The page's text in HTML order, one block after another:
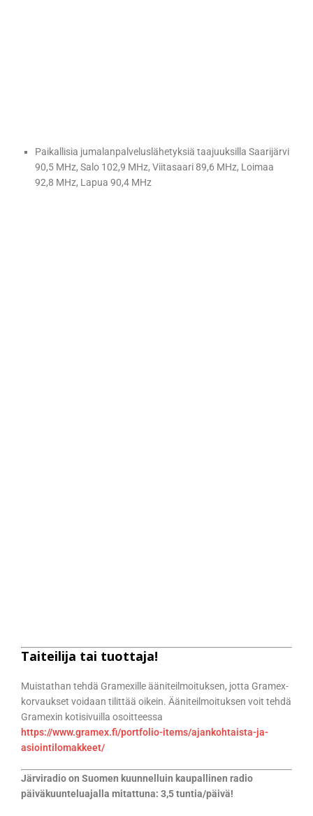
Paikallisia jumalanpalveluslähetyksiä taajuuksilla Saarijärvi
90,5 MHz, Salo 102,9 MHz, Viitasaari 89,6 MHz, Loimaa
92,8 MHz, Lapua 90,4 MHz
Taiteilija tai tuottaja!
Muistathan tehdä Gramexille ääniteilmoituksen, jotta Gramex-
korvaukset voidaan tilittää oikein. Ääniteilmoituksen voit tehdä
Gramexin kotisivuilla osoitteessa
https://www.gramex.fi/portfolio-items/ajankohtaista-ja-
asiointilomakkeet/
Järviradio on Suomen kuunnelluin kaupallinen radio
päiväkuunteluajalla mitattuna: 3,5 tuntia/päivä!